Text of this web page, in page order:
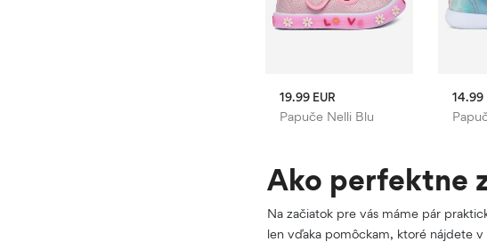
Papuče Nelli Blu
19.99 EUR 14.99
Ako perfektne
Na začiatok pre vás máme pár
len vďaka pomôckam, ktoré nájdete